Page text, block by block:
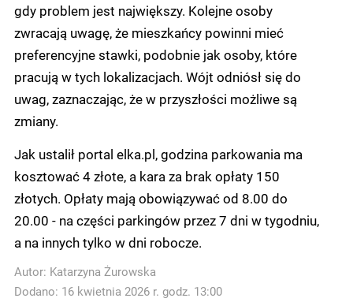
gdy problem jest największy. Kolejne osoby
zwracają uwagę, że mieszkańcy powinni mieć
preferencyjne stawki, podobnie jak osoby, które
pracują w tych lokalizacjach. Wójt odniósł się do
uwag, zaznaczając, że w przyszłości możliwe są
zmiany.
Jak ustalił portal elka.pl, godzina parkowania ma
kosztować 4 złote, a kara za brak opłaty 150
złotych. Opłaty mają obowiązywać od 8.00 do
20.00 - na części parkingów przez 7 dni w tygodniu,
a na innych tylko w dni robocze.
Autor: Katarzyna Żurowska
Dodano: 16 kwietnia 2026 r. godz. 13:00